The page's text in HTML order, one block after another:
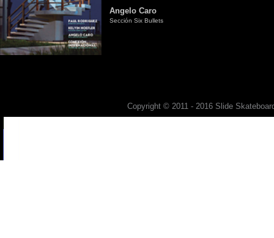
Angelo Caro
Sección Six Bullets
Copyright © 2011 - 2016 Slide